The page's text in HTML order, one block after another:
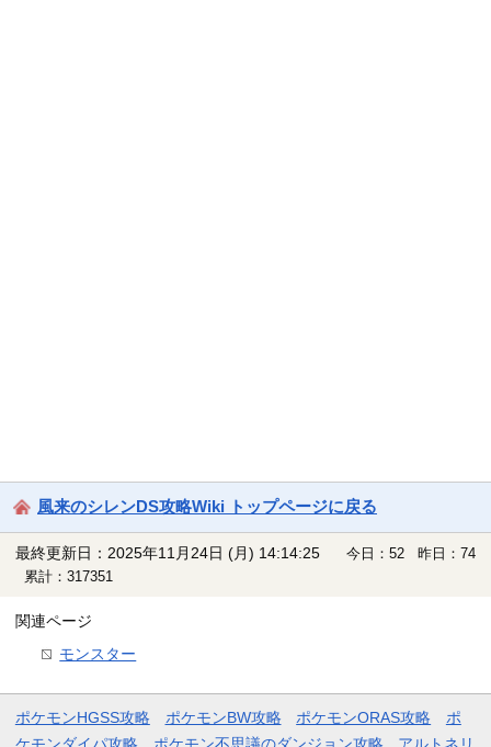
風来のシレンDS攻略Wiki トップページに戻る
最終更新日：2025年11月24日 (月) 14:14:25
今日：52 昨日：74
累計：317351
関連ページ
モンスター
ポケモンHGSS攻略 ポケモンBW攻略 ポケモンORAS攻略
ポ